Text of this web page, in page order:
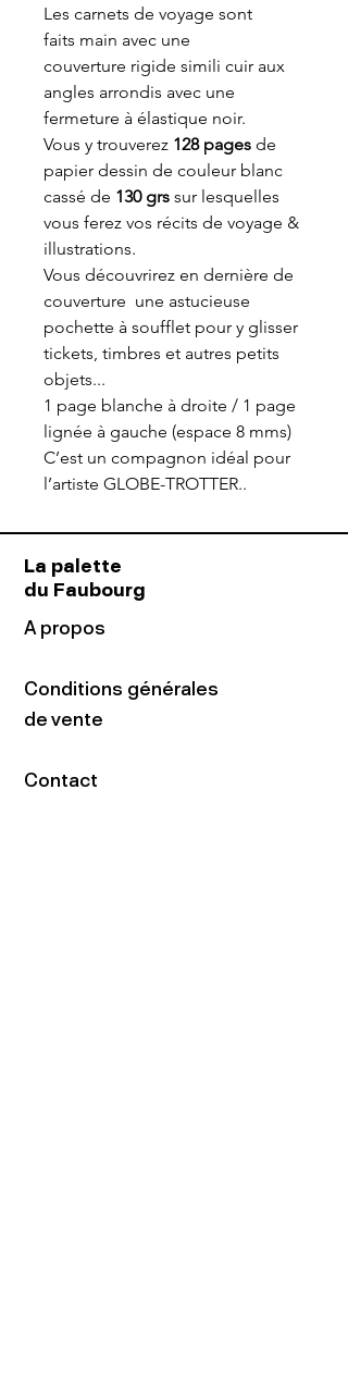
Les carnets de voyage sont
faits main avec une
couverture rigide simili cuir aux
angles arrondis avec une
fermeture à élastique noir.
Vous y trouverez 128 pages de
papier dessin de couleur blanc
cassé de 130 grs sur lesquelles
vous ferez vos récits de voyage &
illustrations.
Vous découvrirez en dernière de
couverture une astucieuse
pochette à soufflet pour y glisser
tickets, timbres et autres petits
objets...
1 page blanche à droite / 1 page
lignée à gauche (espace 8 mms)
C’est un compagnon idéal pour
l’artiste GLOBE-TROTTER..
La palette
du Faubourg
A propos
Conditions générales
de vente
Contact